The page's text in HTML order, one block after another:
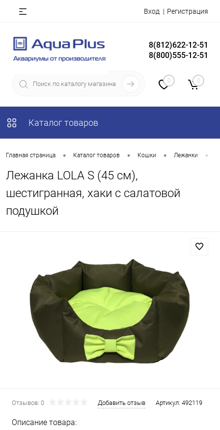
Вход Регистрация
8(812)622-12-51
8(800)555-12-51
0 0
Каталог товаров
Главная страница • Каталог товаров • Кошки • Лежанки •
Лежанка LOLA S (45 см),
шестигранная, хаки с салатовой
подушкой
Отзывов: 0 Добавить отзыв Артикул: 492119
Описание товара: